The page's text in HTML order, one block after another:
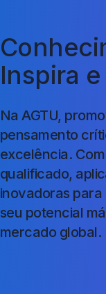
Inspira
Na AGTU,
pensamento
excelência.
qualificado,
inovadoras
seu potencial
mercado global.